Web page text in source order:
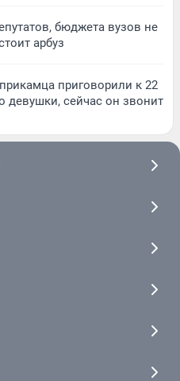
бюджета вузов не
арбуз
приговорили к 22
девушки, сейчас он звонит